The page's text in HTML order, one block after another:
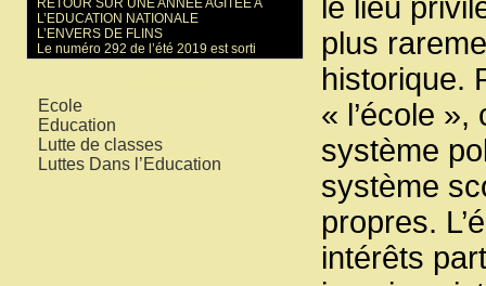
le lieu
plus
historique.
« l’école
système
système
propres.
intérêts
RETOUR SUR UNE ANNEE AGITEE A
L’EDUCATION NATIONALE
L’ENVERS DE FLINS
Le numéro 292 de l’été 2019 est sorti
Ecole
Education
Lutte de classes
Luttes Dans l’Education